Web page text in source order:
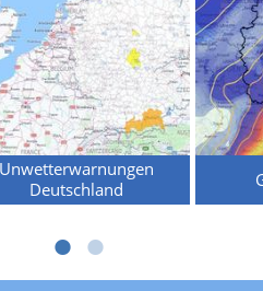
Unwetterwarnungen
Deutschland